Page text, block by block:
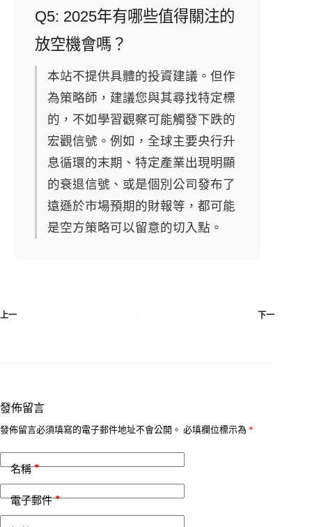
Q5: 2025年有哪些值得關注的
放空機會嗎？
本站不提供具體的投資建議。但作
為策略師，建議您與其尋找特定標
的，不如學習觀察可能觸發下跌的
宏觀信號。例如，全球主要央行升
息循環的末期、特定產業出現明顯
的衰退信號、或是個別公司發布了
遠遜於市場預期的財報等，都可能
是空方策略可以留意的切入點。
上一 下一
發佈留言
發佈留言必須填寫的電子郵件地址不會公開。 必填欄位標示為 *
名稱*
電子郵件*